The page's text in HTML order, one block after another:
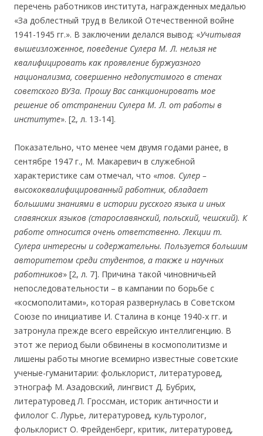
перечень работников института, награжденных медалью
«За доблестный труд в Великой Отечественной войне
1941-1945 гг.». В заключении делался вывод: «Учитывая
вышеизложенное, поведение Сулера М. Л. нельзя не
квалифицировать как проявление буржуазного
национализма, совершенно недопустимого в стенах
советского ВУЗа. Прошу Вас санкционировать мое
решение об отстранении Сулера М. Л. от работы в
институте». [2, л. 13-14].
Показательно, что менее чем двумя годами ранее, в
сентябре 1947 г., М. Макаревич в служебной
характеристике сам отмечал, что «тов. Сулер –
высококвалифицированный работник, обладает
большими знаниями в истории русского языка и иных
славянских языков (старославянский, польский, чешский). К
работе относится очень ответственно. Лекции т.
Сулера интересны и содержательны. Пользуется большим
авторитетом среди студентов, а также и научных
работников» [2, л. 7]. Причина такой чиновничьей
непоследовательности – в кампании по борьбе с
«космополитами», которая развернулась в Советском
Союзе по инициативе И. Сталина в конце 1940-х гг. и
затронула прежде всего еврейскую интеллигенцию. В
этот же период были обвинены в космополитизме и
лишены работы многие всемирно известные советские
ученые-гуманитарии: фольклорист, литературовед,
этнограф М. Азадовский, лингвист Д. Бубрих,
литературовед Л. Гроссман, историк античности и
филолог С. Лурье, литературовед, культуролог,
фольклорист О. Фрейденберг, критик, литературовед,